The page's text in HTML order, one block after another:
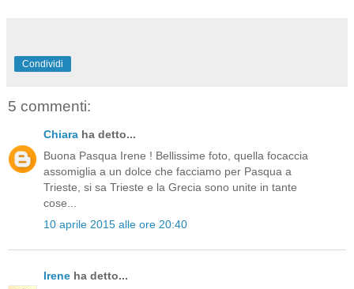
Condividi
5 commenti:
Chiara ha detto...
Buona Pasqua Irene ! Bellissime foto, quella focaccia
assomiglia a un dolce che facciamo per Pasqua a
Trieste, si sa Trieste e la Grecia sono unite in tante
cose...
10 aprile 2015 alle ore 20:40
Irene ha detto...